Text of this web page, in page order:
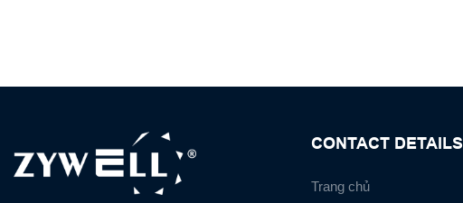
CONTACT DETAILS
Trang chủ